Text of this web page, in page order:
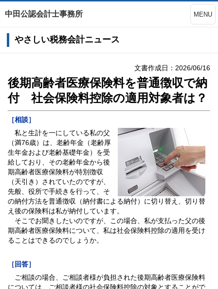
中田公認会計士事務所 MENU
やさしい税務会計ニュース
文書作成日：2026/06/16
後期高齢者医療保険料を普通徴収で納
付 社会保険料控除の適用対象者は？
［相談］
私と生計を一にしている私の父
（満76歳）は、老齢年金（老齢厚
生年金および老齢基礎年金）を受
給しており、その老齢年金から後
期高齢者医療保険料が特別徴収
（天引き）されていたのですが、
先般、役所で手続きを行って、そ
の納付方法を普通徴収（納付書による納付）に切り替え、切り替
え後の保険料は私が納付しています。
そこでお聞きしたいのですが、この場合、私が支払った父の後
期高齢者医療保険料について、私は社会保険料控除の適用を受け
ることはできるのでしょうか。
［回答］
ご相談の場合、ご相談者様が負担された後期高齢者医療保険料
については、ご相談者様の社会保険料控除の対象とすることがで